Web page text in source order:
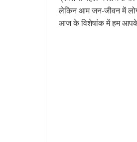
लेकिन आम जन-जीवन में
आज के विशेषांक में हम आपके